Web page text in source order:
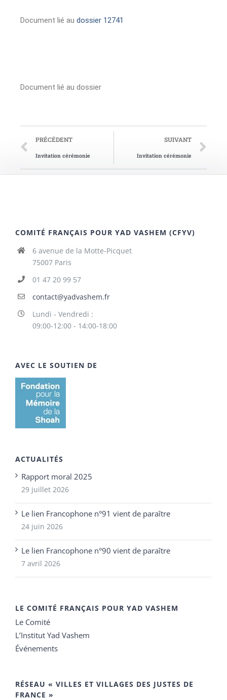
Document lié au dossier 12741
Document lié au dossier
PRÉCÉDENT
Invitation cérémonie
SUIVANT
Invitation cérémonie
COMITÉ FRANÇAIS POUR YAD VASHEM (CFYV)
6 avenue de la Motte-Picquet
75007 Paris
01 47 20 99 57
contact@yadvashem.fr
Lundi - Vendredi :
09:00-12:00 - 14:00-18:00
AVEC LE SOUTIEN DE
ACTUALITÉS
Rapport moral 2025
29 juillet 2026
Le lien Francophone n°91 vient de paraître
24 juin 2026
Le lien Francophone n°90 vient de paraître
7 avril 2026
LE COMITÉ FRANÇAIS POUR YAD VASHEM
Le Comité
L’Institut Yad Vashem
Événements
RÉSEAU « VILLES ET VILLAGES DES JUSTES DE
FRANCE »